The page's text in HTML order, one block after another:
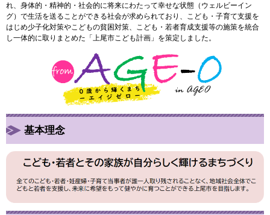
れ、身体的・精神的・社会的に将来にわたって幸せな状態（ウェルビーイン
グ）で生活を送ることができる社会が求められており、こども・子育て支援を
はじめ少子化対策やこどもの貧困対策、こども・若者育成支援等の施策を統合
し一体的に取りまとめた「上尾市こども計画」を策定しました。
基本理念